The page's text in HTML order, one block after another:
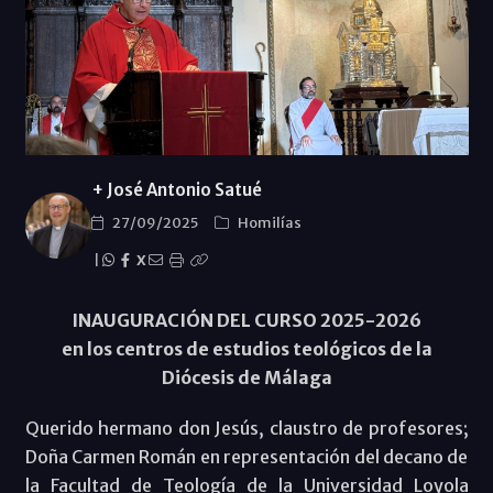
+ José Antonio Satué
27/09/2025
Homilías
X
INAUGURACIÓN DEL CURSO 2025-2026
en los centros de estudios teológicos de la
Diócesis de Málaga
Querido hermano don Jesús, claustro de profesores;
Doña Carmen Román en representación del decano de
la Facultad de Teología de la Universidad Loyola